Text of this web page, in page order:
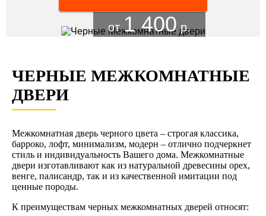
от1 400 р.
ЧЕРНЫЕ МЕЖКОМНАТНЫЕ
ДВЕРИ
Межкомнатная дверь черного цвета – строгая классика,
барроко, лофт, минимализм, модерн – отлично подчеркнет
стиль и индивидуальность Вашего дома. Межкомнатные
двери изготавливают как из натуральной древесины орех,
венге, палисандр, так и из качественной имитации под
ценные породы.
К преимуществам черных межкомнатных дверей относят: